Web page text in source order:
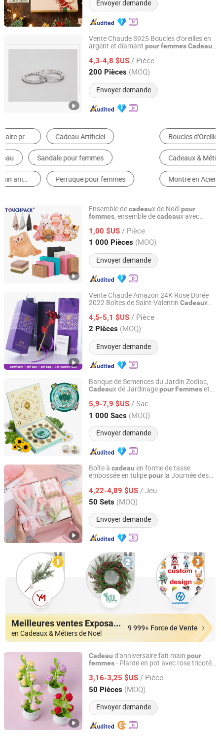
Envoyer demande
Vente Chaude S925 Boucles d'oreilles en
argent et diamant pourfemmesCadeaux
4,3-4,8 $US / Pièce
200 Pièces (MOQ)
Envoyer demande
Good Seller Co., Ltd.
Zhejiang, China Depuis 2010
Boucles d'Oreille Lunettes de Soleil Collier
Cadeaux & Métiers de Noël Bijoux d'Argent Pur
Montre en Acier
Ensemble decadeaux de Noëlpour
femmes , ensemble decadeaux avec
marque OEM
1,00 $US / Pièce
1 000 Pièces (MOQ)
Envoyer demande
Shanghai Touch Industrial Development Co., Ltd.
Shanghai, China Depuis 2010
Vente Chaude Amazon 24K Rose Dorée
2022 Boîtes de Saint-Valentin Cadeaux
4,5-5,1 $US / Pièce
2 Pièces (MOQ)
Envoyer demande
Pinstar Gifts Co., Ltd.
Jiangsu, China Depuis 2015
Banque de Semences du Jardin Zodiac,
Cadeaux de Jardinagepour Femmeset
Légumes et d'Herbes Non-OGM dans un
Organisateur de Semences
5,9-7,9 $US / Sac
1 000 Sacs (MOQ)
Envoyer demande
Plant Fun ( Xiamen) Co., Ltd.
Fujian, China Depuis 2024
Boîte à cadeau en forme de tasse
embossée en tulipepour la Journée des
4,22-4,89 $US / Jeu
50 Sets (MOQ)
Envoyer demande
Heleyou Cultural and Creative(Wuxi) Co., Ltd.
Jiangsu, China Depuis 2024
Meilleures ventes Exposants
en Cadeaux & Métiers de Noël
9 999+ Force de Vente
Cadeau d'anniversaire fait main pour
femmes- Plante en pot avec rose tricotée,
ou les meilleurs amis
3,16-3,25 $US / Pièce
50 Pièces (MOQ)
Envoyer demande
Dongguan Landmark Trading Co., Ltd.
Guangdong, China Depuis 2024